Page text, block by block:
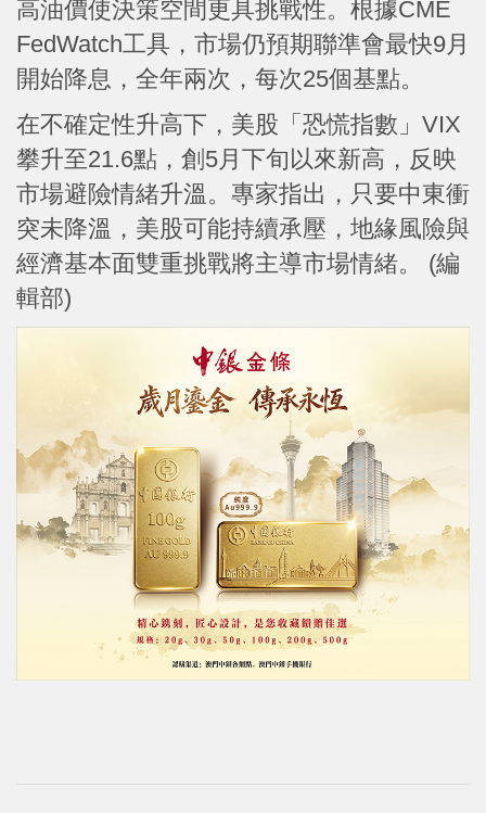
高油價使決策空間更具挑戰性。根據CME
FedWatch工具，市場仍預期聯準會最快9月
開始降息，全年兩次，每次25個基點。
在不確定性升高下，美股「恐慌指數」VIX
攀升至21.6點，創5月下旬以來新高，反映
市場避險情緒升溫。專家指出，只要中東衝
突未降溫，美股可能持續承壓，地緣風險與
經濟基本面雙重挑戰將主導市場情緒。 (編
輯部)